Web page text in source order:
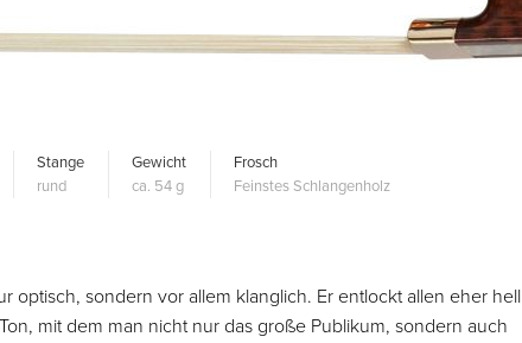
Stange
rund
Gewicht
ca. 54 g
Frosch
Feinstes Schlangenholz
optisch, sondern vor allem klanglich. Er entlockt allen eher hell
mit dem man nicht nur das große Publikum, sondern auch